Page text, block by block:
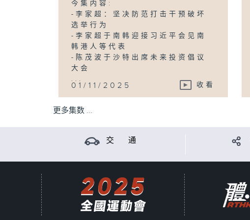
今集内容:
-李家超：坚决防范打击干预破坏
选举行为
-李家超于南韩迎接习近平会见南
韩港人等代表
-陈茂波于沙特出席未来投资倡议
大会
...
01/11/2025 收看
更多集数 ...
交 通